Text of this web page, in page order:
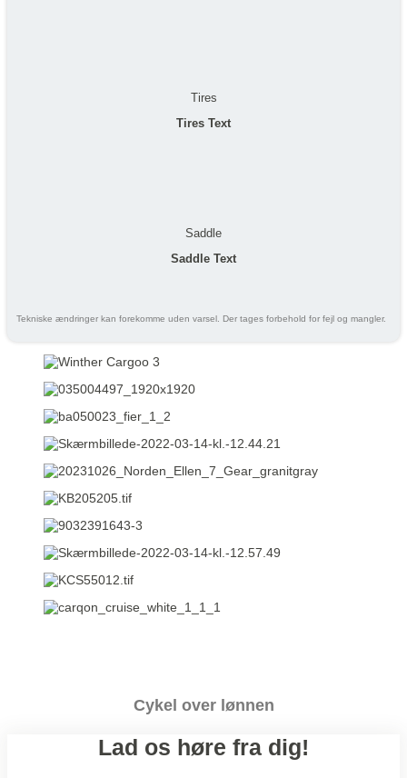
Tires
Tires Text
Saddle
Saddle Text
Tekniske ændringer kan forekomme uden varsel. Der tages forbehold for fejl og mangler.
Cykel over lønnen
Lad os høre fra dig!